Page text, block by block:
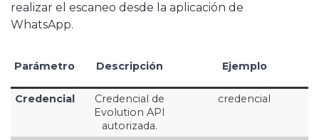
realizar el escaneo desde la aplicación de
WhatsApp.
Parámetro Descripción Ejemplo
Credencial
Credencial de
Evolution API
autorizada.
credencial